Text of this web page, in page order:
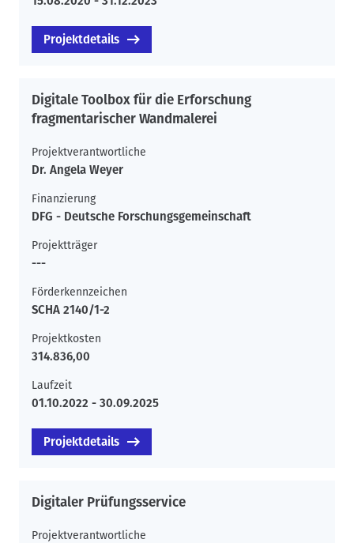
Projektdetails
Digitale Toolbox für die Erforschung
fragmentarischer Wandmalerei
Projektverantwortliche
Dr. Angela Weyer
Finanzierung
DFG - Deutsche Forschungsgemeinschaft
Projektträger
---
Förderkennzeichen
SCHA 2140/1-2
Projektkosten
314.836,00
Laufzeit
01.10.2022 - 30.09.2025
Projektdetails
Digitaler Prüfungsservice
Projektverantwortliche